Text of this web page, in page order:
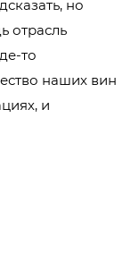
но
отрасль
то
наших вин
и